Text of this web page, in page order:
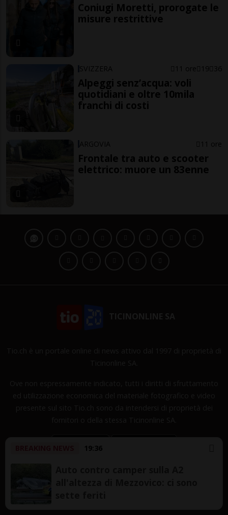
19:36
Coniugi Moretti, prorogate le
misure restrittive
SVIZZERA 11 ore 19 36
Alpeggi senz’acqua: voli
quotidiani e oltre 10mila
franchi di costi
ARGOVIA 11 ore
Frontale tra auto e scooter
elettrico: muore un 83enne